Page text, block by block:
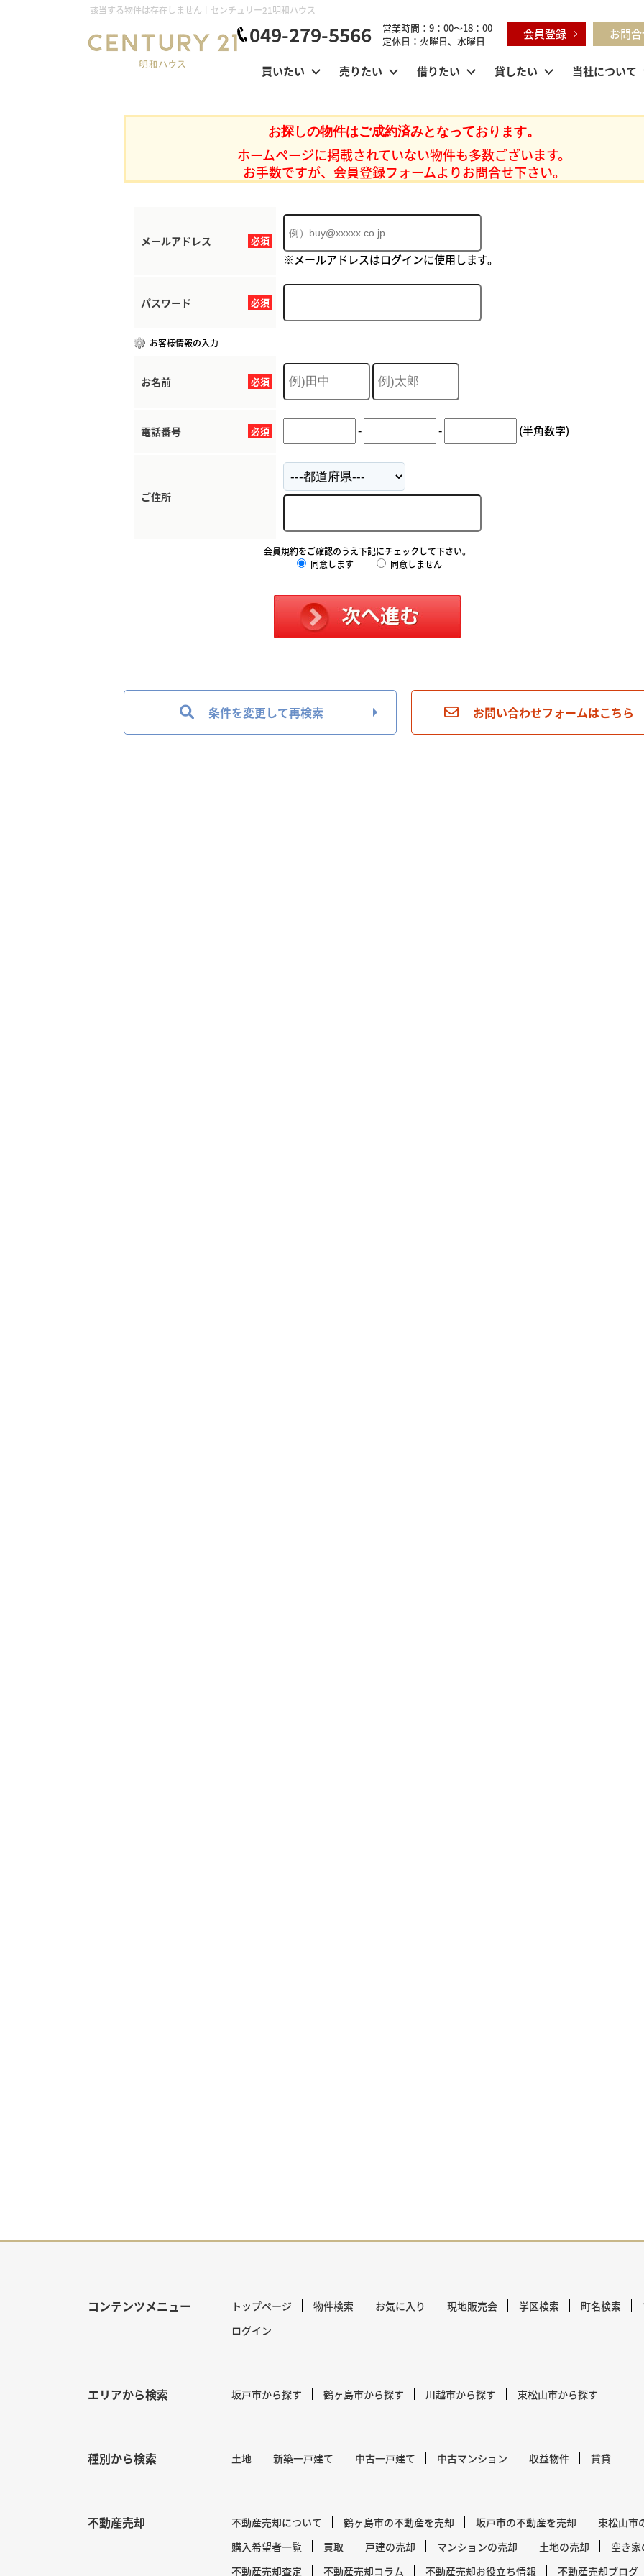
該当する物件は存在しません｜センチュリー21明和ハウス
049-279-5566
営業時間：9：00～18：00
定休日：火曜日、水曜日
会員登録 お問
買いたい 売りたい 借りたい 貸したい 当社について
お探しの物件はご成約済みとなっております。
ホームページに掲載されていない物件も多数ございます。
お手数ですが、会員登録フォームよりお問合せ下さい。
必須
メールアドレス
※メールアドレスはログインに使用します。
必須
パスワード
お客様情報の入力
必須
お名前
必須
電話番号 - - (半角数字)
ご住所
会員規約をご確認のうえ下記にチェックして下さい。
同意します
同意しません
条件を変更して再検索 お問い合わせフォームはこちら
コンテンツメニュー トップページ 物件検索 お気に入り 現地販売会 学区検索 町名検索
ログイン
エリアから検索 坂戸市から探す 鶴ヶ島市から探す 川越市から探す 東松山市から探す
種別から検索 土地 新築一戸建て 中古一戸建て 中古マンション 収益物件 賃貸
不動産売却 不動産売却について 鶴ヶ島市の不動産を売却 坂戸市の不動産を売却
東松山市
購入希望者一覧
買取 戸建の売却 マンションの売却 土地の売却
空き
不動産売却査定
不動産売却コラム 不動産売却お役立ち情報 不動産売却ブログ